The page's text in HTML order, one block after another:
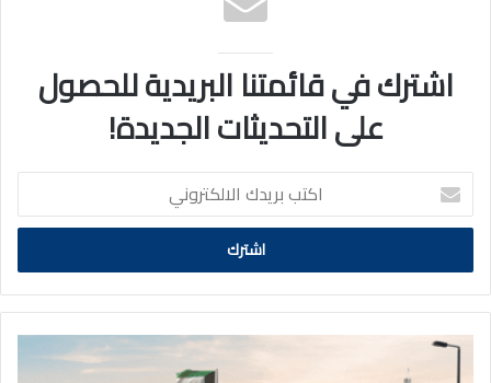
اشترك في قائمتنا البريدية للحصول
على التحديثات الجديدة!
اكتب
بريدك
الالكتروني
طالع
الشروط..